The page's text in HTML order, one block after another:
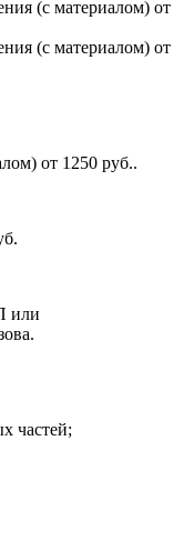
(с материалом) от
(с материалом) от
от 1250 руб..
или
частей;